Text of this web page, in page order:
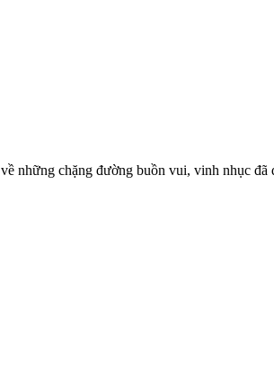
những chặng đường buồn vui, vinh nhục